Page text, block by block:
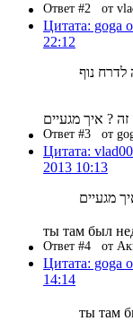
Ответ #2 от
Цитата: goga
22:12
לדרח נוף
Ответ #3 от
Цитата:
2013 10:13
ты там был
Ответ #4 от
Цитата: goga
14:14
ты там